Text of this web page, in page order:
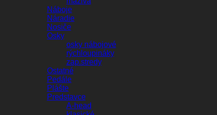
Náboje
Náradie
Nosiče
Osky
osky nábojové
rýchloupináky
zap.stredy
Ostatné
Pedále
Plášte
Predstavce
A-head